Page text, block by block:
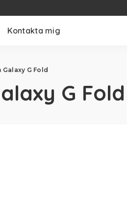
Kontakta mig
Galaxy G Fold
G Fold